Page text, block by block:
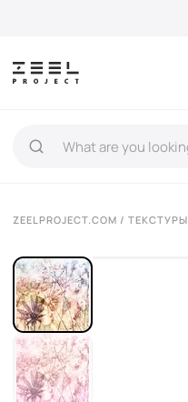
ZEELPROJECT.COM / ТЕКСТУРЫ